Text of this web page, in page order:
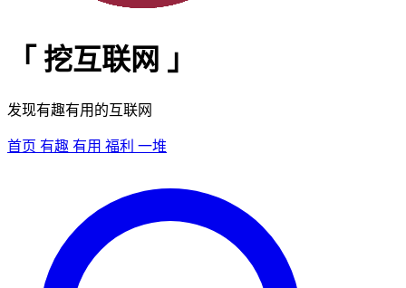
「 挖互联网 」
发现有趣有用的互联网
首页 有趣 有用 福利 一堆